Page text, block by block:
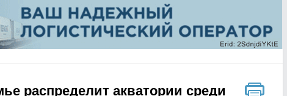
распределит акватории среди